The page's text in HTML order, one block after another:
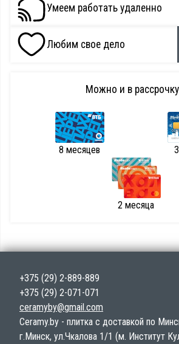
Умеем работать удаленно
Любим свое дело
Можно и в
8 месяцев
2 месяца
+375 (29) 2-889-889
+375 (29) 2-071-071
ceramyby@gmail.com
Ceramy.by - плитка с доставкой по
г.Минск, ул.Чкалова 1/1 (м. Институт